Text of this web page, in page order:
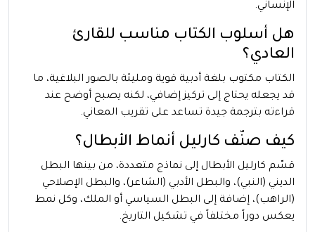
الإنساني.
هل أسلوب الكتاب مناسب للقارئ
العادي؟
الكتاب مكتوب بلغة أدبية قوية ومليئة بالصور البلاغية، ما
قد يجعله يحتاج إلى تركيز إضافي، لكنه يصبح أوضح عند
قراءته بترجمة جيدة تساعد على تقريب المعاني.
كيف صنّف كارليل أنماط الأبطال؟
قسّم كارليل الأبطال إلى نماذج متعددة، من بينها البطل
الديني (النبي)، والبطل الأدبي (الشاعر)، والبطل الإصلاحي
(الراهب)، إضافة إلى البطل السياسي أو الملك، وكل نمط
يعكس دوراً مختلفاً في تشكيل التاريخ.